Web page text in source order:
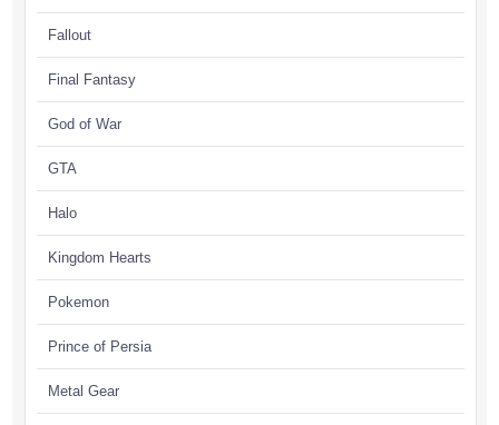
Fallout
Final Fantasy
God of War
GTA
Halo
Kingdom Hearts
Pokemon
Prince of Persia
Metal Gear